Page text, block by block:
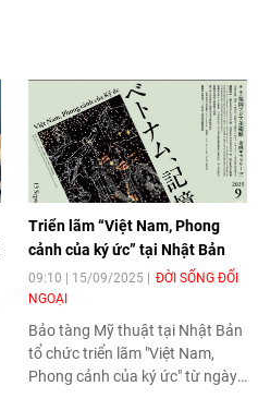
Triển lãm “Việt Nam, Phong
cảnh của ký ức” tại Nhật Bản
09:10 | 15/09/2025
ĐỜI SỐNG ĐỐI
NGOẠI
Bảo tàng Mỹ thuật tại Nhật Bản
tổ chức triển lãm "Việt Nam,
Phong cảnh của ký ức" từ ngày